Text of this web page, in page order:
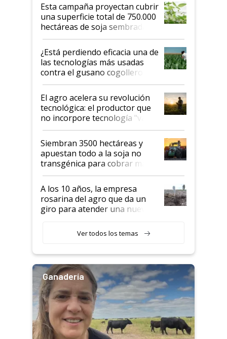
Esta campaña proyectan cubrir
una superficie total de 750.000
hectáreas de soja sembradas
con una nueva generación de
variedades que marcan un
salto tecnológico en genética y
rendimiento
¿Está perdiendo eficacia una de
las tecnologías más usadas
contra el gusano cogollero? El
desafío de una tecnología clave
El agro acelera su revolución
tecnológica: el productor que
no incorpore tecnología "va a
perder el tren"
Siembran 3500 hectáreas y
apuestan todo a la soja no
transgénica para cobrar más
por tonelada: compraron un
semillero
A los 10 años, la empresa
rosarina del agro que da un
giro para atender una nueva
Ver todos los temas
Ganadería